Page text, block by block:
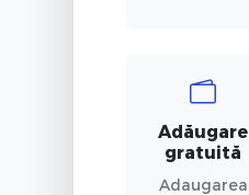
Adăugare
gratuită
Adaugarea